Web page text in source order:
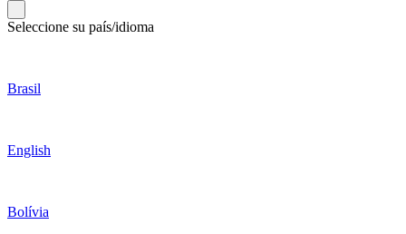
Seleccione su país/idioma
Brasil
English
Bolívia